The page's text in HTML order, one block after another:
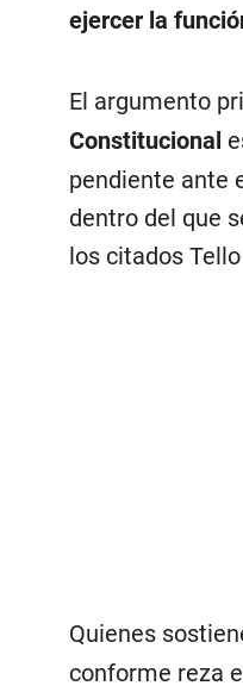
ejercer la
El argumento
Constitucional
pendiente ante
dentro del que
los citados
Quienes
conforme reza